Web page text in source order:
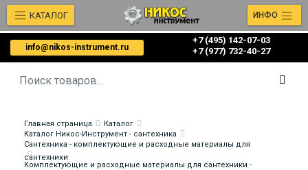
info@nikos-instrument.ru
+7 (495) 142-07-03
‎‎+7 (977) 732-40-27
КАТАЛОГ ИНФО
Главная страница
Каталог
Каталог Никос-Инструмент - сантехника
Сантехника - комплектующие и расходные материалы для
сантехники
Комплектующие и расходные материалы для сантехники -